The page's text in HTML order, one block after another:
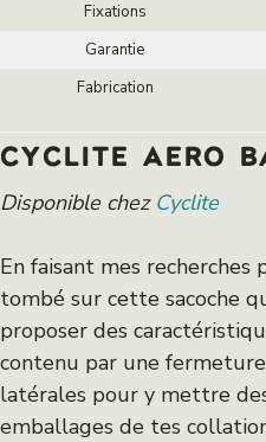
Fixations
Garantie
Fabrication
cyclite aero
Disponible chez Cyclite
En faisant mes
tombé sur cette sacoche
proposer des
contenu par une
latérales pour y mettre
emballages de tes